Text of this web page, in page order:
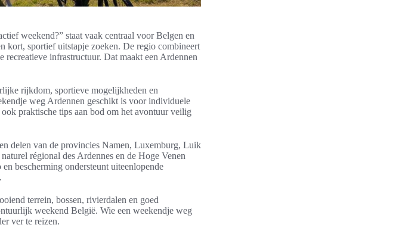
weekend?” staat vaak centraal voor Belgen en
kort, sportief uitstapje zoeken. De regio combineert
infrastructuur. Dat maakt een Ardennen
rijkdom, sportieve mogelijkheden en
weg Ardennen geschikt is voor individuele
praktische tips aan bod om het avontuur veilig
delen van de provincies Namen, Luxemburg, Luik
régional des Ardennes en de Hoge Venen
bescherming ondersteunt uiteenlopende
terrein, bossen, rivierdalen en goed
weekend België. Wie een weekendje weg
ver te reizen.